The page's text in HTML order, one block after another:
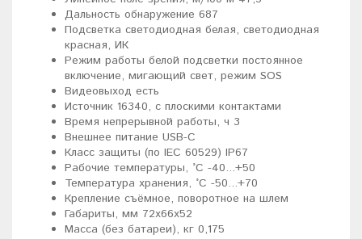
Дальность обнаружение 687
Подсветка светодиодная белая, светодиодная
красная, ИК
Режим работы белой подсветки постоянное
включение, мигающий свет, режим SOS
Видеовыход есть
Источник 16340, с плоскими контактами
Время непрерывной работы, ч 3
Внешнее питание USB-C
Класс защиты (по IEC 60529) IP67
Рабочие температуры, °C -40...+50
Температура хранения, °С -50...+70
Крепление съёмное, поворотное на шлем
Габариты, мм 72x66x52
Масса (без батареи), кг 0,175